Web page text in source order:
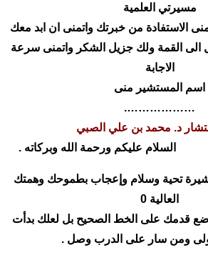
مسيرتي العلمية
الاستفادة من خبرتك واتمنى ان ابد معك
القمة ولك جزيل الشكر واتمنى سرعة
الاجابة
اسم المستشير منى
……………….
د. محمد بن علي الصبي
ورحمة الله وبركاته .
تحية وسلام وإعجاب بطموحك وهمتك
العالية 0
قدمك على الخط الصحيح بل لعلك بدأت
ومن سار على الدرب وصل .